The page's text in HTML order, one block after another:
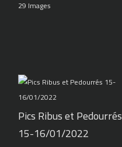
29 Images
Pics Ribus et Pedourrés
15-16/01/2022